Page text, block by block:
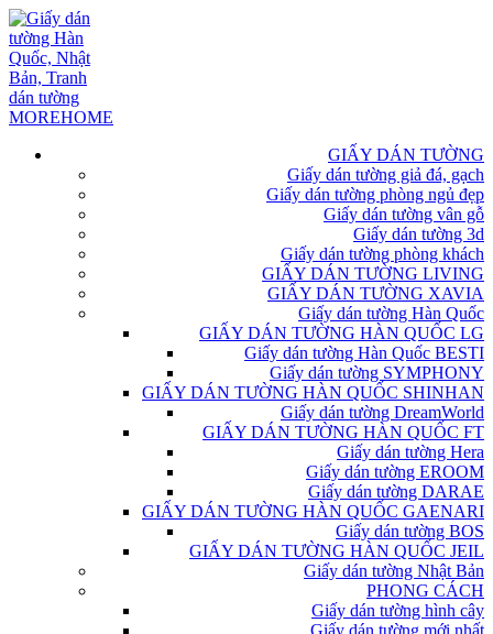
GIẤY DÁN TƯỜNG
Giấy dán tường giả đá, gạch
Giấy dán tường phòng ngủ đẹp
Giấy dán tường vân gỗ
Giấy dán tường 3d
Giấy dán tường phòng khách
GIẤY DÁN TƯỜNG LIVING
GIẤY DÁN TƯỜNG XAVIA
Giấy dán tường Hàn Quốc
GIẤY DÁN TƯỜNG HÀN QUỐC LG
Giấy dán tường Hàn Quốc BESTI
Giấy dán tường SYMPHONY
GIẤY DÁN TƯỜNG HÀN QUỐC SHINHAN
Giấy dán tường DreamWorld
GIẤY DÁN TƯỜNG HÀN QUỐC FT
Giấy dán tường Hera
Giấy dán tường EROOM
Giấy dán tường DARAE
GIẤY DÁN TƯỜNG HÀN QUỐC GAENARI
Giấy dán tường BOS
GIẤY DÁN TƯỜNG HÀN QUỐC JEIL
Giấy dán tường Nhật Bản
PHONG CÁCH
Giấy dán tường hình cây
Giấy dán tường mới nhất